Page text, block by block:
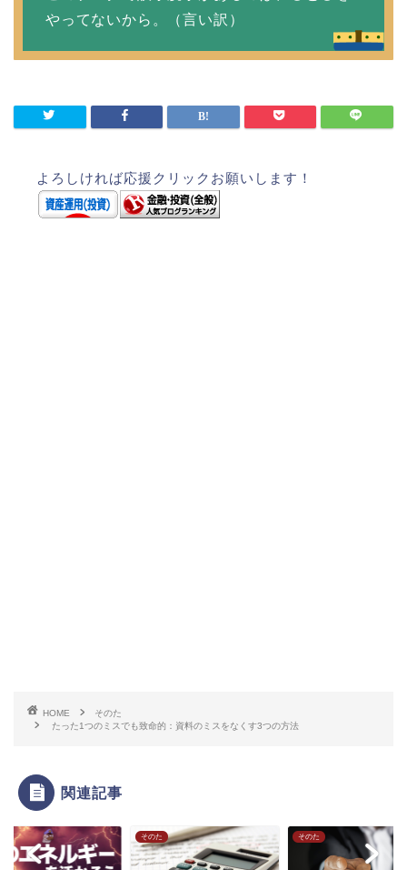
やってないから。（言い訳）
よろしければ応援クリックお願いします！
HOME
そのた
たった1つのミスでも致命的：資料のミスをなくす3つの方法
関連記事
そのた そのた